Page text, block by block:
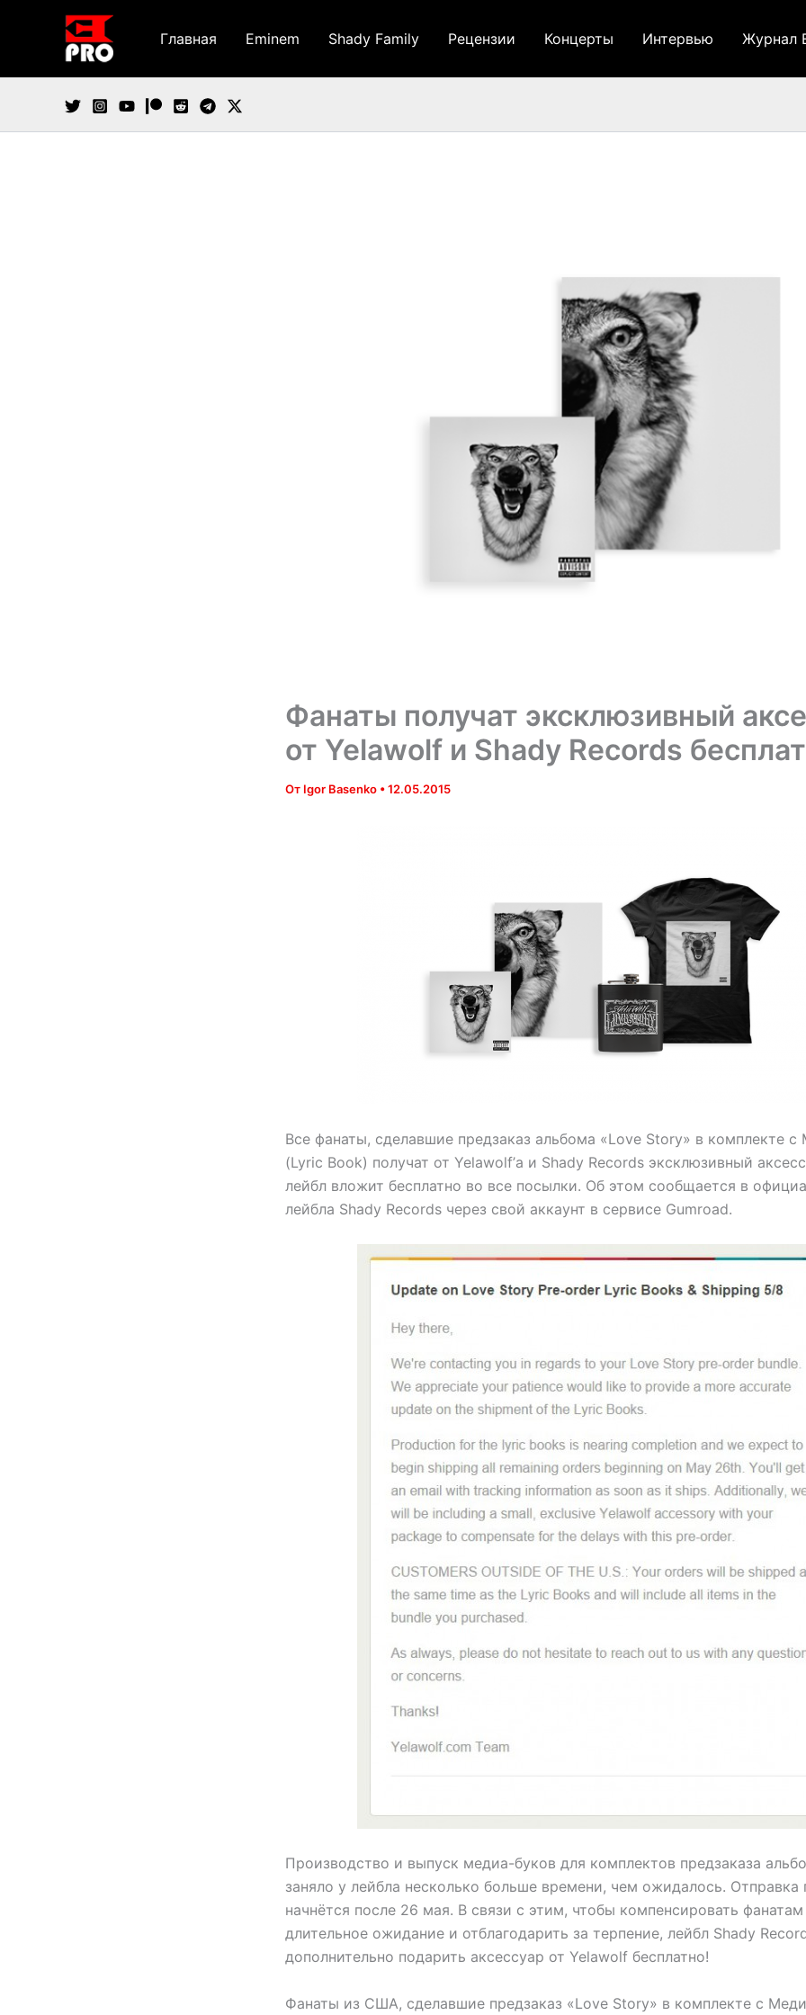
содержимому
Главная Eminem Shady Family Рецензии Концерты Интервью Журнал
Фанаты получат эксклюзивный
от Yelawolf и Shady Records
От Igor Basenko •12.05.2015
Все фанаты, сделавшие предзаказ альбома «Love Story» в комплекте
(Lyric Book) получат от Yelawolf’а и Shady Records эксклюзивный
лейбл вложит бесплатно во все посылки. Об этом сообщается в
лейбла Shady Records через свой аккаунт в сервисе Gumroad.
Производство и выпуск медиа-буков для комплектов предзаказа
заняло у лейбла несколько больше времени, чем ожидалось. Отправка
начнётся после 26 мая. В связи с этим, чтобы компенсировать фанатам
длительное ожидание и отблагодарить за терпение, лейбл Shady
дополнительно подарить аксессуар от Yelawolf бесплатно!
Фанаты из США, сделавшие предзаказ «Love Story» в комплекте с